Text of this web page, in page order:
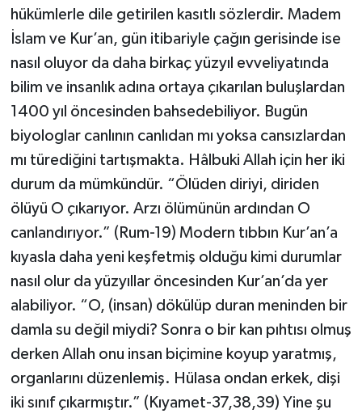
hükümlerle dile getirilen kasıtlı sözlerdir. Madem
İslam ve Kur’an, gün itibariyle çağın gerisinde ise
nasıl oluyor da daha birkaç yüzyıl evveliyatında
bilim ve insanlık adına ortaya çıkarılan buluşlardan
1400 yıl öncesinden bahsedebiliyor. Bugün
biyologlar canlının canlıdan mı yoksa cansızlardan
mı türediğini tartışmakta. Hâlbuki Allah için her iki
durum da mümkündür. “Ölüden diriyi, diriden
ölüyü O çıkarıyor. Arzı ölümünün ardından O
canlandırıyor.” (Rum-19) Modern tıbbın Kur’an’a
kıyasla daha yeni keşfetmiş olduğu kimi durumlar
nasıl olur da yüzyıllar öncesinden Kur’an’da yer
alabiliyor. “O, (insan) dökülüp duran meninden bir
damla su değil miydi? Sonra o bir kan pıhtısı olmuş
derken Allah onu insan biçimine koyup yaratmış,
organlarını düzenlemiş. Hülasa ondan erkek, dişi
iki sınıf çıkarmıştır.” (Kıyamet-37,38,39) Yine şu
YAŞAM